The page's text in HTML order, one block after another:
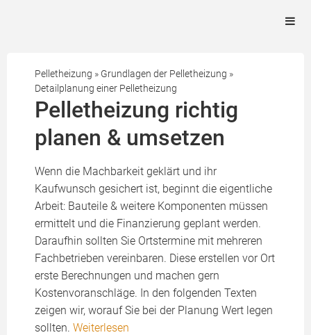
Pelletheizung » Grundlagen der Pelletheizung »
Detailplanung einer Pelletheizung
Pelletheizung richtig
planen & umsetzen
Wenn die Machbarkeit geklärt und ihr
Kaufwunsch gesichert ist, beginnt die eigentliche
Arbeit: Bauteile & weitere Komponenten müssen
ermittelt und die Finanzierung geplant werden.
Daraufhin sollten Sie Ortstermine mit mehreren
Fachbetrieben vereinbaren. Diese erstellen vor Ort
erste Berechnungen und machen gern
Kostenvoranschläge. In den folgenden Texten
zeigen wir, worauf Sie bei der Planung Wert legen
sollten. Weiterlesen